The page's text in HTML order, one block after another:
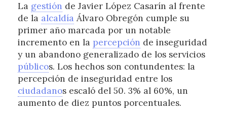
La gestión de Javier López Casarín al frente
de la alcaldía Álvaro Obregón cumple su
primer año marcada por un notable
incremento en la percepción de inseguridad
y un abandono generalizado de los servicios
públicos. Los hechos son contundentes: la
percepción de inseguridad entre los
ciudadanos escaló del 50. 3% al 60%, un
aumento de diez puntos porcentuales.